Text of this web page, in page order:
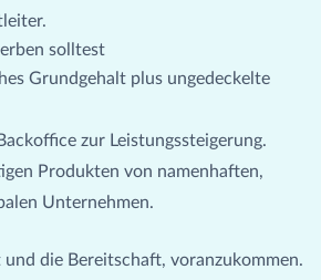
solltest
Grundgehalt plus ungedeckelte
zur Leistungssteigerung.
Produkten von namenhaften,
Unternehmen.
und die Bereitschaft, voranzukommen.